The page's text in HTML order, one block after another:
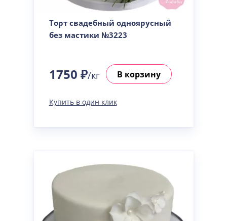
Торт свадебный одноярусный
без мастики №3223
1750 ₽/кг В корзину
Купить в один клик